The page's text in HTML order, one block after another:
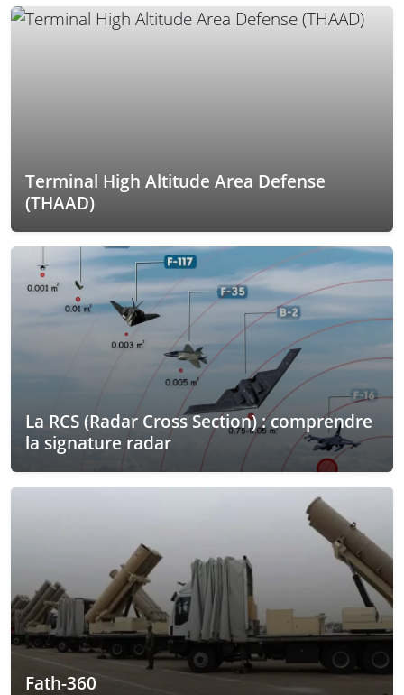
Terminal High Altitude Area Defense
(THAAD)
La RCS (Radar Cross Section) : comprendre
la signature radar
Fath-360